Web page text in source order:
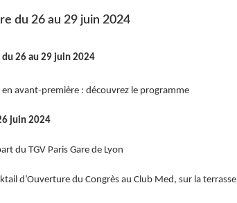
du 26 au 29 juin 2024
du 26 au 29 juin 2024
en avant-première : découvrez le programme
juin 2024
du TGV Paris Gare de Lyon
d’Ouverture du Congrès au Club Med, sur la terrasse